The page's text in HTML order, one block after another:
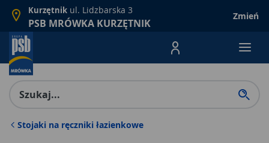
Kurzętnik ul. Lidzbarska 3
PSB MRÓWKA KURZĘTNIK
Zmień
Menu Produktów,
Stojaki na ręczniki łazienkowe